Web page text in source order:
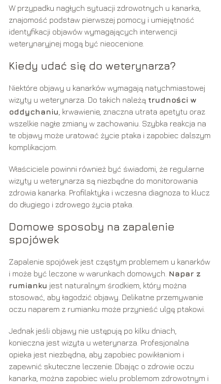
W przypadku nagłych sytuacji zdrowotnych u kanarka,
znajomość podstaw pierwszej pomocy i umiejętność
identyfikacji objawów wymagających interwencji
weterynaryjnej mogą być nieocenione.
Kiedy udać się do weterynarza?
Niektóre objawy u kanarków wymagają natychmiastowej
wizyty u weterynarza. Do takich należą trudności w
oddychaniu , krwawienie, znaczna utrata apetytu oraz
wszelkie nagłe zmiany w zachowaniu. Szybka reakcja na
te objawy może uratować życie ptaka i zapobiec dalszym
komplikacjom.
Właściciele powinni również być świadomi, że regularne
wizyty u weterynarza są niezbędne do monitorowania
zdrowia kanarka. Profilaktyka i wczesna diagnoza to klucz
do długiego i zdrowego życia ptaka.
Domowe sposoby na zapalenie
spojówek
Zapalenie spojówek jest częstym problemem u kanarków
i może być leczone w warunkach domowych. Napar z
rumianku jest naturalnym środkiem, który można
stosować, aby łagodzić objawy. Delikatne przemywanie
oczu naparem z rumianku może przynieść ulgę ptakowi.
Jednak jeśli objawy nie ustępują po kilku dniach,
konieczna jest wizyta u weterynarza. Profesjonalna
opieka jest niezbędna, aby zapobiec powikłaniom i
zapewnić skuteczne leczenie. Dbając o zdrowie oczu
kanarka, można zapobiec wielu problemom zdrowotnym i